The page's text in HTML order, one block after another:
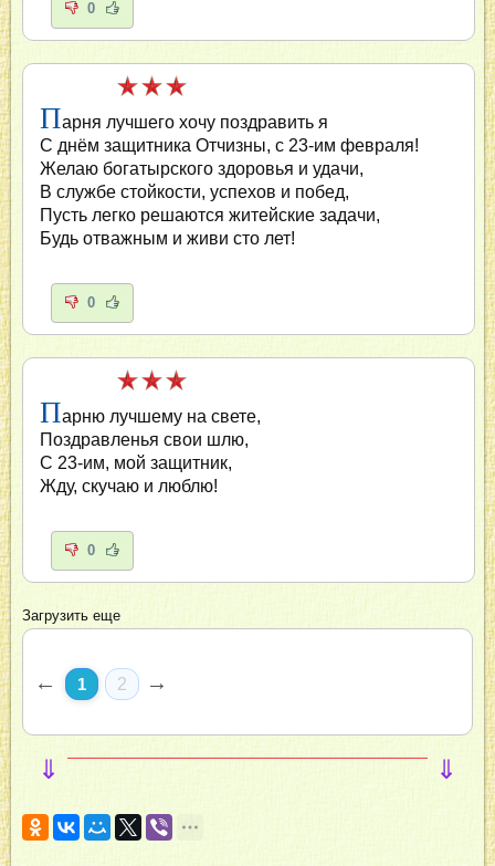
0
Парня лучшего хочу поздравить я
С днём защитника Отчизны, с 23-им февраля!
Желаю богатырского здоровья и удачи,
В службе стойкости, успехов и побед,
Пусть легко решаются житейские задачи,
Будь отважным и живи сто лет!
0
Парню лучшему на свете,
Поздравленья свои шлю,
С 23-им, мой защитник,
Жду, скучаю и люблю!
0
Загрузить еще
← 1 2 →
⇓ ⇓